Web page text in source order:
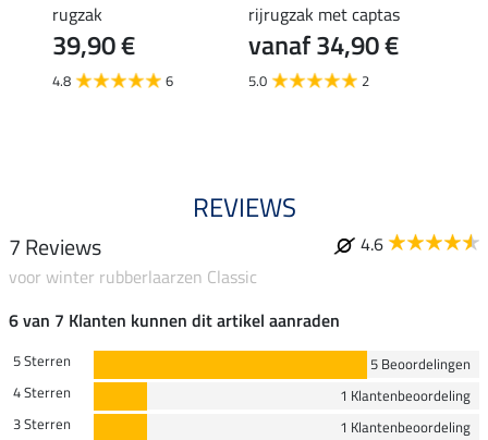
rugzak
39,90 €
4.8 6
rijrugzak met captas
vanaf 34,90 €
5.0 2
REVIEWS
7 Reviews
4.6
voor winter rubberlaarzen Classic
6 van 7 Klanten kunnen dit artikel aanraden
5 Sterren
5 Beoordelingen
4 Sterren
1 Klantenbeoordeling
3 Sterren
1 Klantenbeoordeling